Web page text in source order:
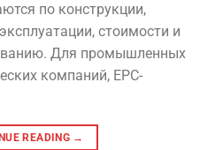
по конструкции,
стоимости и
Для промышленных
компаний, EPC-
READING →